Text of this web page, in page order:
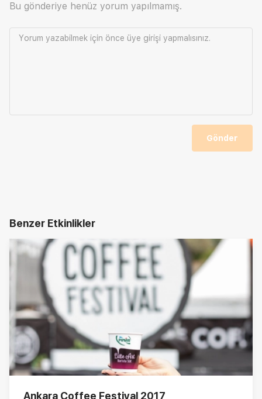
Bu gönderiye henüz yorum yapılmamış.
Yorum yazabilmek için önce üye girişi yapmalısınız.
Gönder
Benzer Etkinlikler
Ankara Coffee Festival 2017